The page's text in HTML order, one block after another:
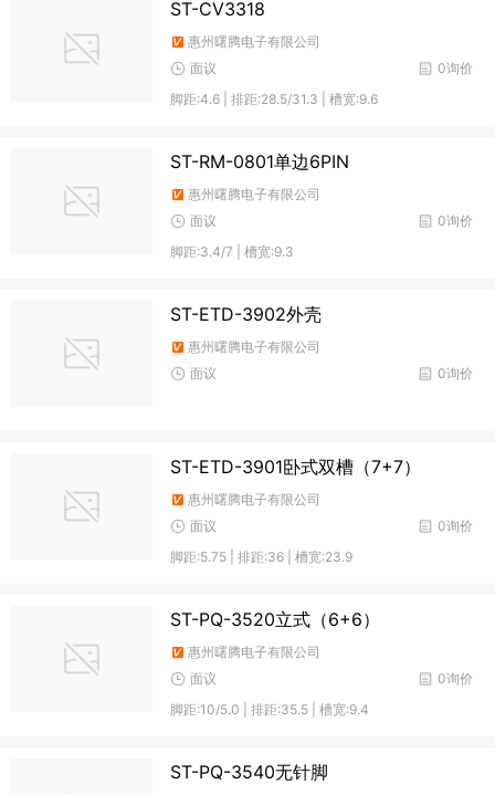
ST-CV3318
惠州曙腾电子有限公司
0询价
面议
脚距:4.6 | 排距:28.5/31.3 | 槽宽:9.6
ST-RM-0801单边6PIN
惠州曙腾电子有限公司
0询价
面议
脚距:3.4/7 | 槽宽:9.3
ST-ETD-3902外壳
惠州曙腾电子有限公司
0询价
面议
ST-ETD-3901卧式双槽（7+7）
惠州曙腾电子有限公司
0询价
面议
脚距:5.75 | 排距:36 | 槽宽:23.9
ST-PQ-3520立式（6+6）
惠州曙腾电子有限公司
0询价
面议
脚距:10/5.0 | 排距:35.5 | 槽宽:9.4
ST-PQ-3540无针脚